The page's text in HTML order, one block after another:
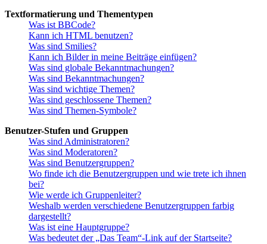
Textformatierung und Thementypen
Was ist BBCode?
Kann ich HTML benutzen?
Was sind Smilies?
Kann ich Bilder in meine Beiträge einfügen?
Was sind globale Bekanntmachungen?
Was sind Bekanntmachungen?
Was sind wichtige Themen?
Was sind geschlossene Themen?
Was sind Themen-Symbole?
Benutzer-Stufen und Gruppen
Was sind Administratoren?
Was sind Moderatoren?
Was sind Benutzergruppen?
Wo finde ich die Benutzergruppen und wie trete ich ihnen
bei?
Wie werde ich Gruppenleiter?
Weshalb werden verschiedene Benutzergruppen farbig
dargestellt?
Was ist eine Hauptgruppe?
Was bedeutet der „Das Team“-Link auf der Startseite?